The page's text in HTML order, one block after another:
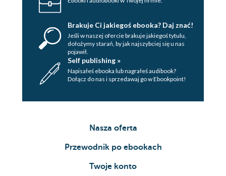
Brakuje Ci jakiegoś ebooka? Daj znać!
Jeśli w naszej ofercie brakuje jakiegoś tytulu,
dołożymy starań, by jak najszybciej się u nas
pojawił.
Self publishing »
Napisałeś ebooka lub nagrałeś audibook?
Dołącz do nas i sprzedawaj go w Ebookpoint!
Nasza oferta
Przewodnik po ebookach
Twoje konto